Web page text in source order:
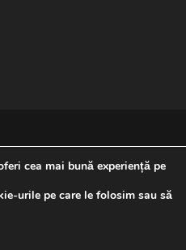
PAGINII
cea mai bună experiență pe
urile pe care le folosim sau să